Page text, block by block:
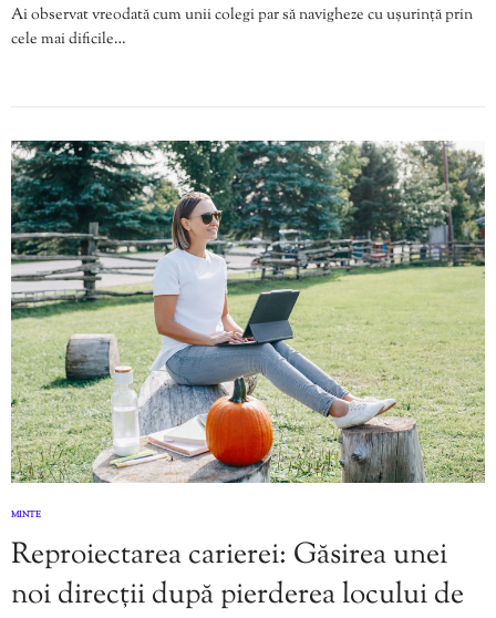
Ai observat vreodată cum unii colegi par să navigheze cu ușurință prin
cele mai dificile…
MINTE
Reproiectarea carierei: Găsirea unei
noi direcții după pierderea locului de